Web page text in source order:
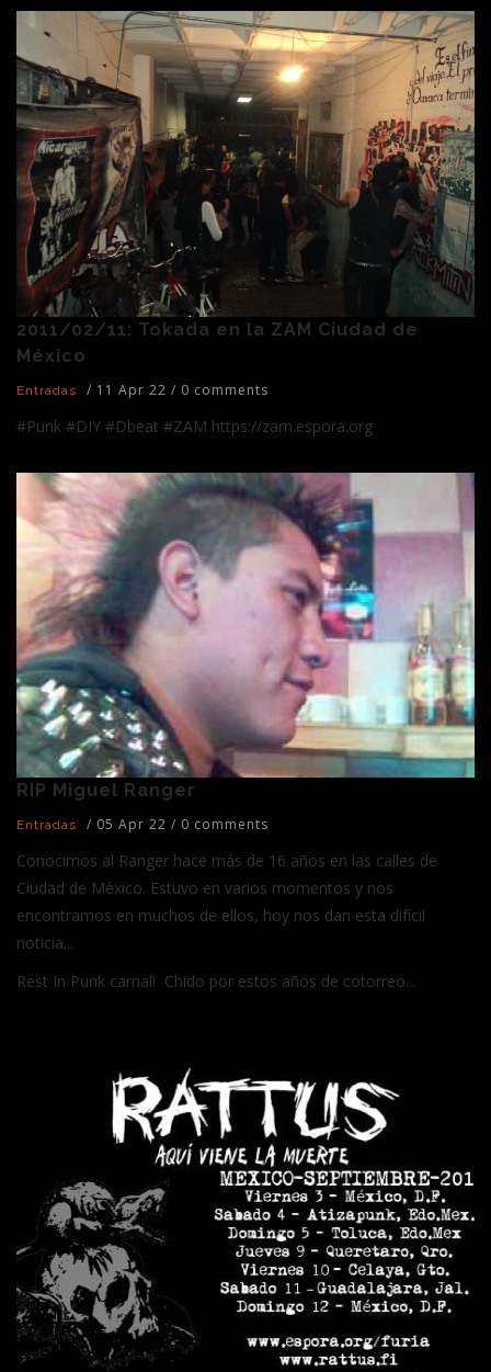
2011/02/11: Tokada en la ZAM Ciudad de
México
Entradas / 11 Apr 22 / 0 comments
#Punk #DIY #Dbeat #ZAM https://zam.espora.org
RIP Miguel Ranger
Entradas / 05 Apr 22 / 0 comments
Conocimos al Ranger hace más de 16 años en las calles de
Ciudad de México. Estuvo en varios momentos y nos
encontramos en muchos de ellos, hoy nos dan esta difícil
noticia...
Rest In Punk carnal! Chido por estos años de cotorreo...